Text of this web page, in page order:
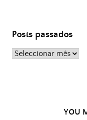
Posts passados
Posts
YOU